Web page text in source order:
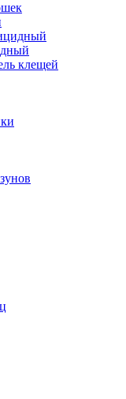
клещей